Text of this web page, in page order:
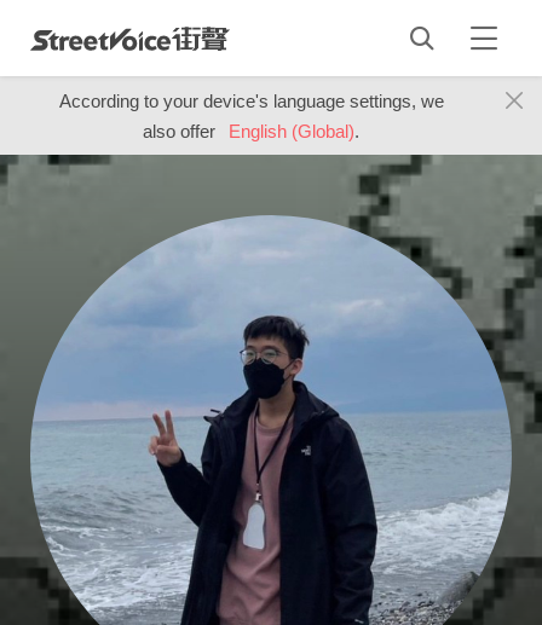
According to your device's language settings, we
also offer
English (Global).